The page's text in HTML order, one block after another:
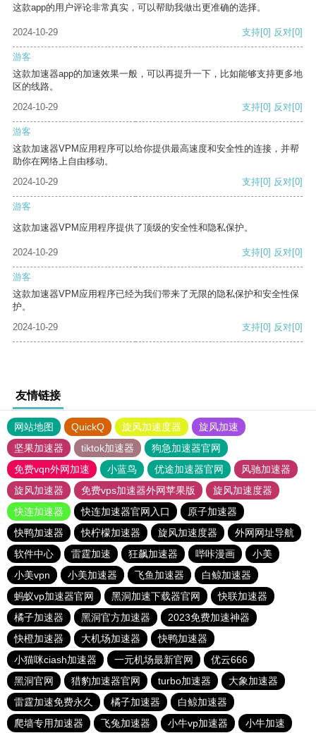
这款app的用户评论非常真实，可以帮助我做出更准确的选择。
2024-10-29 支持[0] 反对[0]
游客
这款加速器app的加速效果一般，可以再提升一下，比如能够支持更多地
区的线路。
2024-10-29
支持[0] 反对[0]
游客
这款加速器VPM应用程序可以给你提供最高速度和安全性的连接，并帮
助你在网络上自由移动。
2024-10-29
支持[0] 反对[0]
游客
这款加速器VPM应用程序提供了顶级的安全性和隐私保护。
2024-10-29 支持[0] 反对[0]
游客
这款加速器VPM应用程序已经为我们带来了无限的隐私保护和安全性保
护。
2024-10-29
支持[0] 反对[0]
友情链接
网站地图 QuickQ 旋风加速度器
旋风加速
坚果加速器
tiktok加速器
狗急加速器官网
免费vqn外网加速
小蓝鸟 优途加速器官网
风驰加速器
旋风加速器
免费vps加速器外网苹果版
旋风加速度器
快连加速器
快连加速器官网入口
原子加速器
快鸭加速器
快柠檬加速器 旋风加速度器
外网网址导航
软件中心
雷霆加速 狂飙加速器 哔咔漫画
小美
小美vpn
小美加速器 飞鱼加速器
白鲸加速器
蚂蚁vp加速器官网
黑洞加速下载器官网
快联加速器
橘子加速器
黑洞官方加速器
2023免费加速神器
快橙加速器
大机场加速器
快鸭加速器
小猫咪ciash加速器
一元机场最新官网
优云666
黑洞官网
猎豹加速器官网 turbo加速器
大象加速器
雷霆加速免费永久
橘子加速器
白鲸加速器
爬墙专用加速器
飞兔加速器 小牛vp加速器 小牛加速